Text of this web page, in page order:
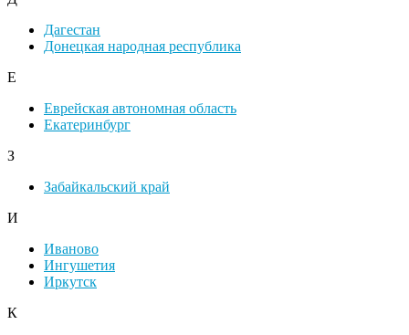
Дагестан
Донецкая народная республика
Е
Еврейская автономная область
Екатеринбург
З
Забайкальский край
И
Иваново
Ингушетия
Иркутск
К